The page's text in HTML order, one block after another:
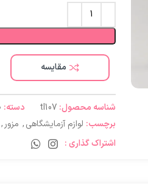
مقایسه
شناسه محصول: tl107 دسته:
برچسب: لوازم آزمایشگاهی, مزور ,
اشتراک گذاری :